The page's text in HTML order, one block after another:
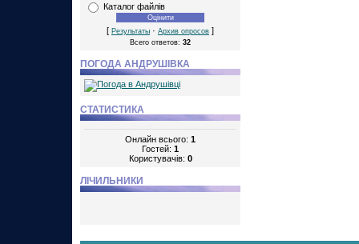
Каталог файлів
[ Результаты · Архив опросов ]
Всего ответов: 32
ПОГОДА АНДРУШІВКА
СТАТИСТИКА
Онлайн всього: 1
Гостей: 1
Користувачів: 0
ЛІЧИЛЬНИКИ